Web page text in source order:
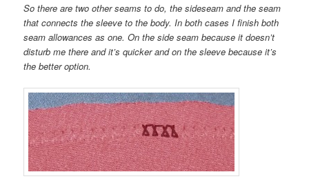
So there are two other seams to do, the sideseam and the seam
that connects the sleeve to the body. In both cases I finish both
seam allowances as one. On the side seam because it doesn’t
disturb me there and it’s quicker and on the sleeve because it’s
the better option.